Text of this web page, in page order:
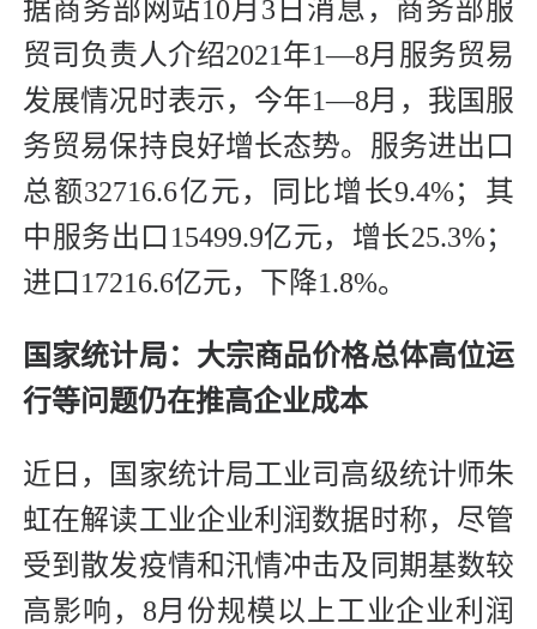
据商务部网站10月3日消息，商务部服
贸司负责人介绍2021年1—8月服务贸易
发展情况时表示，今年1—8月，我国服
务贸易保持良好增长态势。服务进出口
总额32716.6亿元，同比增长9.4%；其
中服务出口15499.9亿元，增长25.3%；
进口17216.6亿元，下降1.8%。
国家统计局：大宗商品价格总体高位运
行等问题仍在推高企业成本
近日，国家统计局工业司高级统计师朱
虹在解读工业企业利润数据时称，尽管
受到散发疫情和汛情冲击及同期基数较
高影响，8月份规模以上工业企业利润